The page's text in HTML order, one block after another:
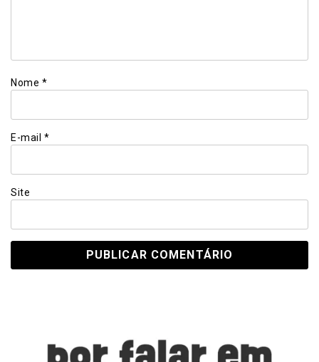
Nome *
E-mail *
Site